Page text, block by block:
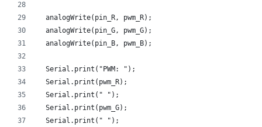
  analogWrite(pin_R, pwm_R);
  analogWrite(pin_G, pwm_G);
  analogWrite(pin_B, pwm_B);
  Serial.print("PWM: ");
  Serial.print(pwm_R);
  Serial.print(" ");
  Serial.print(pwm_G);
  Serial.print(" ");